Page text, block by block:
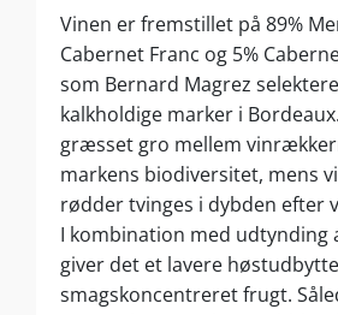
Vinen er fremstillet på 89%
Cabernet Franc og 5%
som Bernard Magrez
kalkholdige marker i
græsset gro mellem
markens biodiversitet, mens
rødder tvinges i dybden efter
I kombination med udtynding
giver det et lavere
smagskoncentreret frugt.